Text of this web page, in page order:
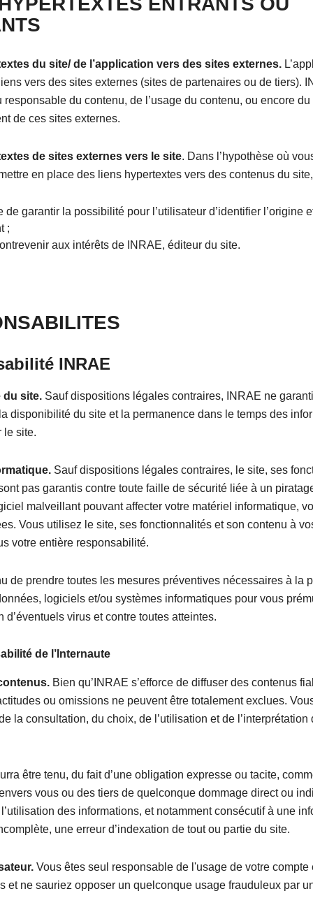
du site/ de l’application vers des sites externes.
vers des sites externes (sites de partenaires ou de tiers).
responsable du contenu, de l’usage du contenu, ou encore du
de ces sites externes.
de sites externes vers le site. Dans l’hypothèse où
en place des liens hypertextes vers des contenus du
de garantir la possibilité pour l’utilisateur d’identifier l’origine
;
aux intérêts de INRAE, éditeur du site.
INRAE
du site. Sauf dispositions légales contraires, INRAE ne
disponibilité du site et la permanence dans le temps des
le site.
Sauf dispositions légales contraires, le site, ses
pas garantis contre toute faille de sécurité liée à un
malveillant pouvant affecter votre matériel informatique,
Vous utilisez le site, ses fonctionnalités et son contenu à
votre entière responsabilité.
de prendre toutes les mesures préventives nécessaires à la
logiciels et/ou systèmes informatiques pour vous
d’éventuels virus et contre toutes atteintes.
de l’Internaute
Bien qu’INRAE s’efforce de diffuser des contenus
ou omissions ne peuvent être totalement exclues.
la consultation, du choix, de l’utilisation et de l’interprétation
être tenu, du fait d’une obligation expresse ou tacite,
vous ou des tiers de quelconque dommage direct ou
des informations, et notamment consécutif à une
une erreur d’indexation de tout ou partie du site.
Vous êtes seul responsable de l'usage de votre compte
et ne sauriez opposer un quelconque usage frauduleux par